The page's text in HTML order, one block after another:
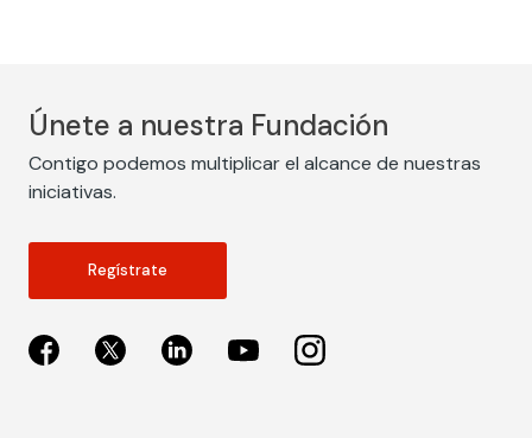
Únete a nuestra Fundación
Contigo podemos multiplicar el alcance de nuestras
iniciativas.
Regístrate